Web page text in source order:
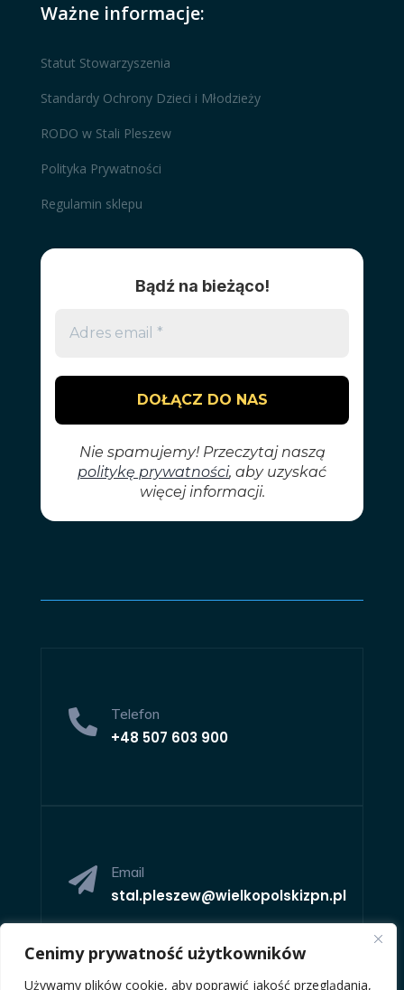
Cenimy prywatność użytkowników
Używamy plików cookie, aby poprawić jakość przeglądania,
Ważne informacje:
Statut Stowarzyszenia
Standardy Ochrony Dzieci i Młodzieży
RODO w Stali Pleszew
Polityka Prywatności
Regulamin sklepu
 Telefon
+48 507 603 900
 Email
stal.pleszew@wielkopolskizpn.pl